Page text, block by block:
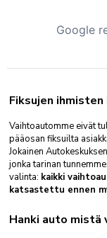
Google
Fiksujen
Vaihtoautomme eivät
pääosan fiksuilta
Jokainen
jonka tarinan
valinta: kaikki
katsastettu ennen
Hanki auto mistä